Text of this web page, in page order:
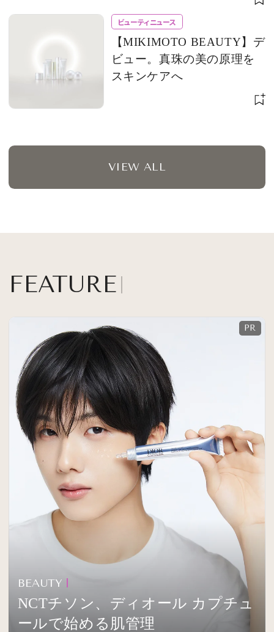
ビューティニュース
【MIKIMOTO BEAUTY】デ
ビュー。真珠の美の原理を
スキンケアへ
VIEW ALL
FEATURE
BEAUTY
NCTチソン、ディオール カプチュ
ールで始める肌管理